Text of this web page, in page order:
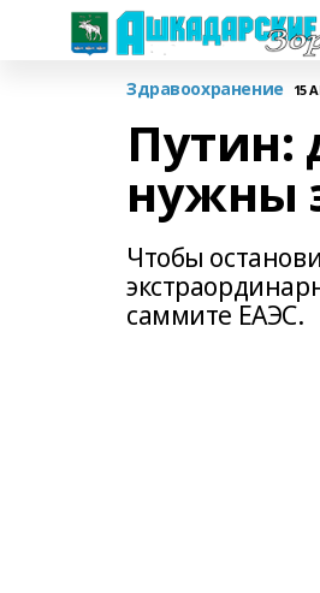
Здравоохранение 15
Путин:
нужны
Чтобы
саммите ЕАЭС.